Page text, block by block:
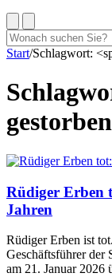
Suchen
nach:
Start/Schlagwort:
gestorben
Rüdiger Erben
Jahren
Rüdiger Erben ist
Geschäftsführer der
am 21. Januar